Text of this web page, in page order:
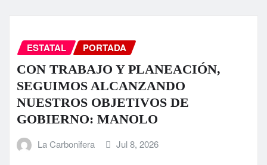
ESTATAL PORTADA
CON TRABAJO Y PLANEACIÓN,
SEGUIMOS ALCANZANDO
NUESTROS OBJETIVOS DE
GOBIERNO: MANOLO
La Carbonifera Jul 8, 2026